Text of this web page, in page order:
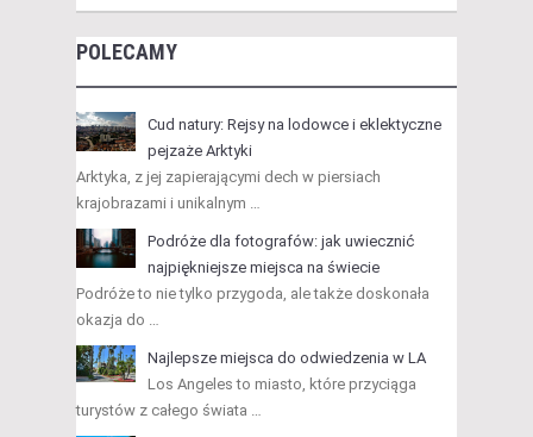
POLECAMY
Cud natury: Rejsy na lodowce i eklektyczne
pejzaże Arktyki
Arktyka, z jej zapierającymi dech w piersiach
krajobrazami i unikalnym …
Podróże dla fotografów: jak uwiecznić
najpiękniejsze miejsca na świecie
Podróże to nie tylko przygoda, ale także doskonała
okazja do …
Najlepsze miejsca do odwiedzenia w LA
Los Angeles to miasto, które przyciąga
turystów z całego świata …